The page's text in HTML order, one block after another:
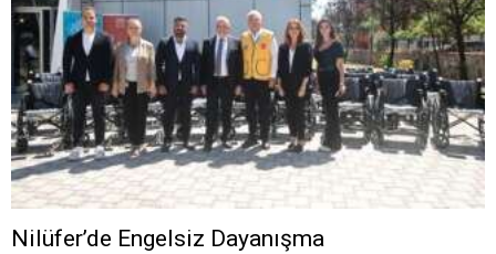
Nilüfer’de Engelsiz Dayanışma